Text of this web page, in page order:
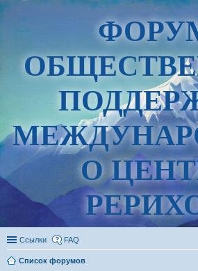
О
Ссылки FAQ
Список форумов